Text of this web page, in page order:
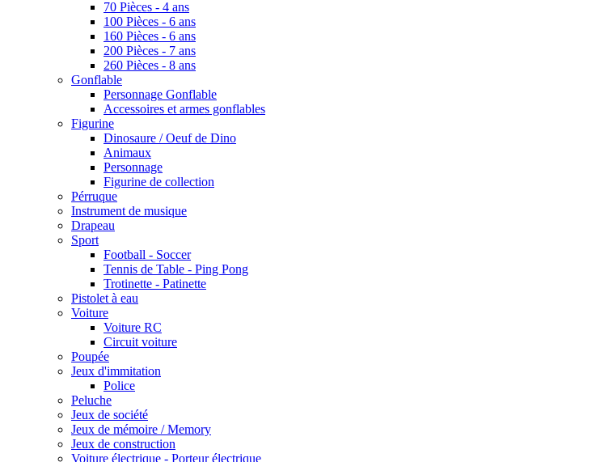
70 Pièces - 4 ans
100 Pièces - 6 ans
160 Pièces - 6 ans
200 Pièces - 7 ans
260 Pièces - 8 ans
Gonflable
Personnage Gonflable
Accessoires et armes gonflables
Figurine
Dinosaure / Oeuf de Dino
Animaux
Personnage
Figurine de collection
Pérruque
Instrument de musique
Drapeau
Sport
Football - Soccer
Tennis de Table - Ping Pong
Trotinette - Patinette
Pistolet à eau
Voiture
Voiture RC
Circuit voiture
Poupée
Jeux d'immitation
Police
Peluche
Jeux de société
Jeux de mémoire / Memory
Jeux de construction
Voiture électrique - Porteur électrique